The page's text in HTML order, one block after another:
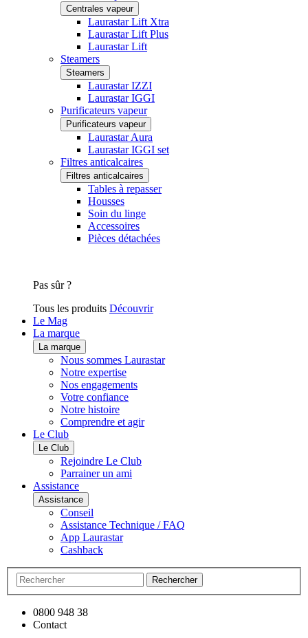
Centrales vapeur
Laurastar Lift Xtra
Laurastar Lift Plus
Laurastar Lift
Steamers
Steamers
Laurastar IZZI
Laurastar IGGI
Purificateurs vapeur
Purificateurs vapeur
Laurastar Aura
Laurastar IGGI set
Filtres anticalcaires
Filtres anticalcaires
Tables à repasser
Housses
Soin du linge
Accessoires
Pièces détachées
Pas sûr ?
Tous les produits Découvrir
Le Mag
La marque
La marque
Nous sommes Laurastar
Notre expertise
Nos engagements
Votre confiance
Notre histoire
Comprendre et agir
Le Club
Le Club
Rejoindre Le Club
Parrainer un ami
Assistance
Assistance
Conseil
Assistance Technique / FAQ
App Laurastar
Cashback
Rechercher
0800 948 38
Contact